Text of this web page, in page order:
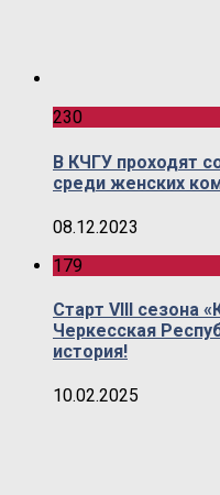
230
В КЧГУ проходят
среди женских
08.12.2023
179
Старт VIII сезона
Черкесская
история!
10.02.2025